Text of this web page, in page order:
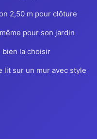
2,50 m pour clôture
pour son jardin
bien la choisir
lit sur un mur avec style